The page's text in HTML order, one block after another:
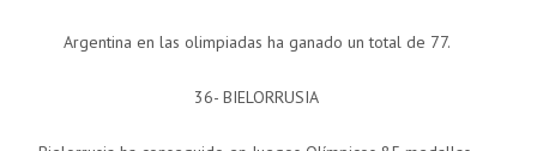
Argentina en las olimpiadas ha ganado un total de 77.
36- BIELORRUSIA